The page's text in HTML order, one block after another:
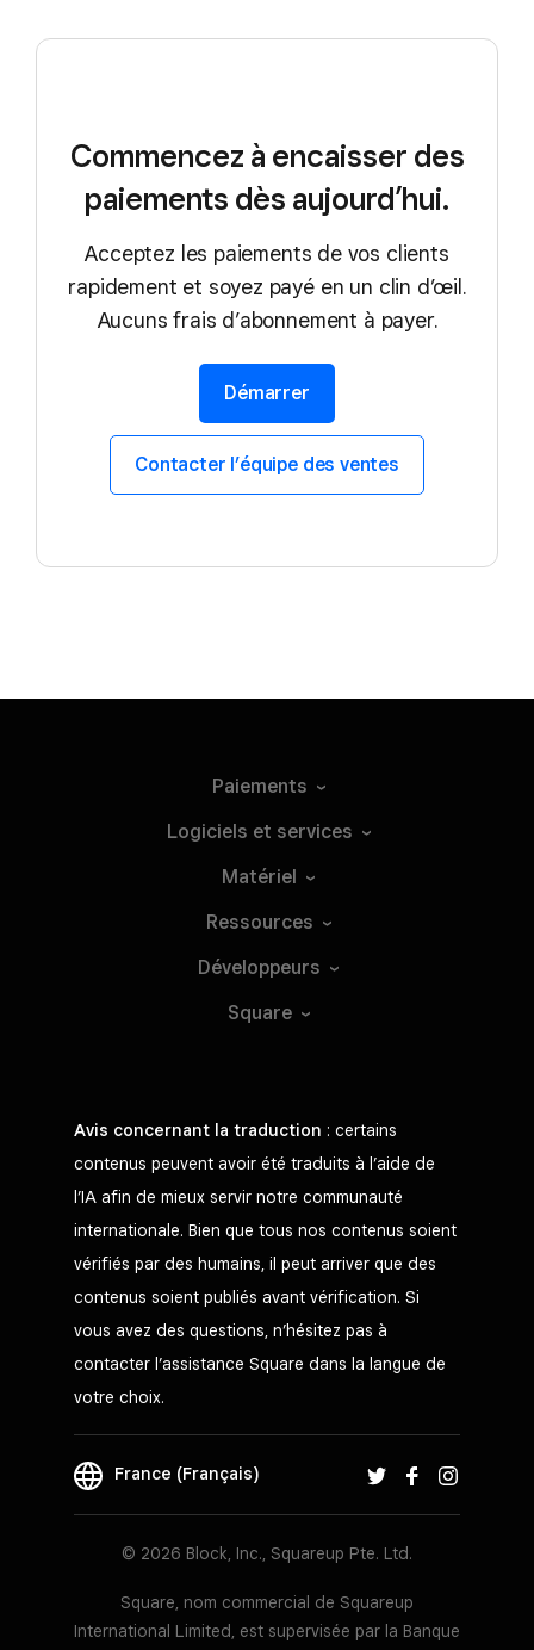
Commencez à encaisser des
paiements dès aujourd’hui.
Acceptez les paiements de vos clients
rapidement et soyez payé en un clin d’œil.
Aucuns frais d’abonnement à payer.
Démarrer
Contacter l’équipe des ventes
Paiements
Logiciels et services
Matériel
Ressources
Développeurs
Square
Avis concernant la traduction : certains
contenus peuvent avoir été traduits à l’aide de
l’IA afin de mieux servir notre communauté
internationale. Bien que tous nos contenus soient
vérifiés par des humains, il peut arriver que des
contenus soient publiés avant vérification. Si
vous avez des questions, n’hésitez pas à
contacter l’assistance Square dans la langue de
votre choix.
France (Français)
© 2026 Block, Inc., Squareup Pte. Ltd.
Square, nom commercial de Squareup
International Limited, est supervisée par la Banque